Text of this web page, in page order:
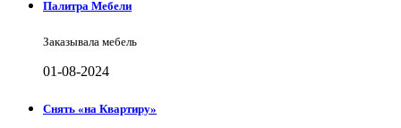
Палитра Мебели
Заказывала мебель
01-08-2024
Снять «на Квартиру»